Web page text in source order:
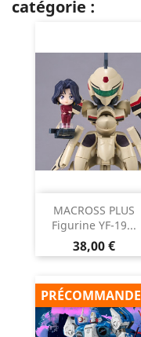
catégorie :
MACROSS PLUS
Figurine YF-19...
Prix
38,00 €
PRÉCOMMANDE